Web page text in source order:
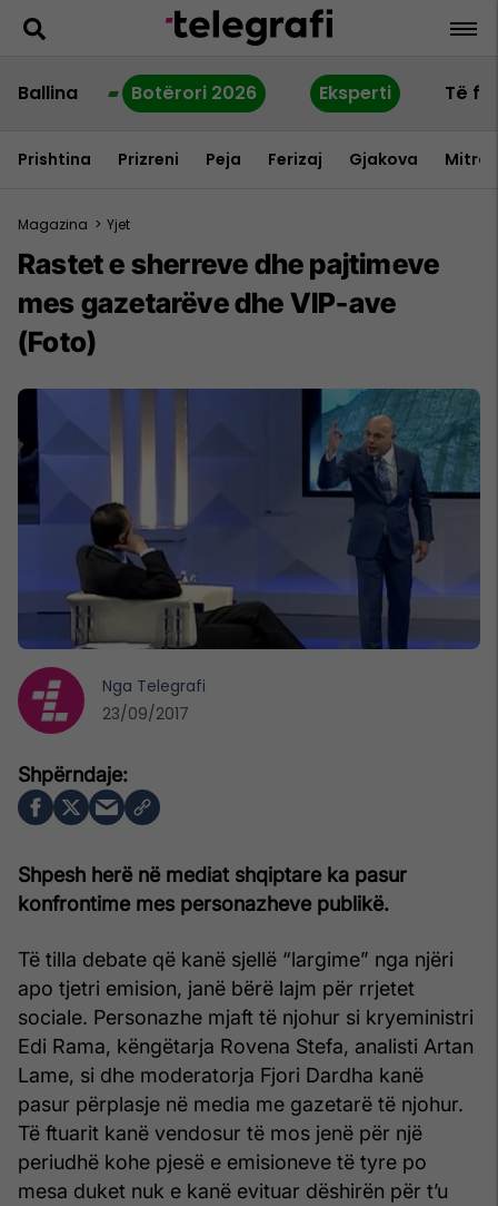
Ballina Botërori 2026 Eksperti Të
Prishtina Prizreni Peja Ferizaj Gjakova
Magazina > Yjet
Rastet e sherreve dhe pajtimeve
mes gazetarëve dhe VIP-ave
(Foto)
Shpesh herë në mediat shqiptare ka pasur
konfrontime mes personazheve publikë.
Të tilla debate që kanë sjellë “largime” nga njëri
apo tjetri emision, janë bërë lajm për rrjetet
sociale. Personazhe mjaft të njohur si kryeministri
Edi Rama, këngëtarja Rovena Stefa, analisti Artan
Lame, si dhe moderatorja Fjori Dardha kanë
pasur përplasje në media me gazetarë të njohur.
Të ftuarit kanë vendosur të mos jenë për një
periudhë kohe pjesë e emisioneve të tyre po
mesa duket nuk e kanë evituar dëshirën për t’u
Nga Telegrafi
23/09/2017